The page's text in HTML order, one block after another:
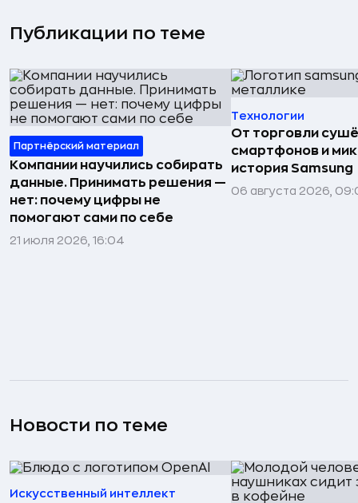
Публикации по теме
Партнёрский материал
Компании научились собирать
данные. Принимать решения —
нет: почему цифры не
помогают сами по себе
21 июля 2026, 16:04
Технологии
От торговли
смартфонов и
история Samsung
06 августа 2026,
Новости по теме
Искусственный интеллект